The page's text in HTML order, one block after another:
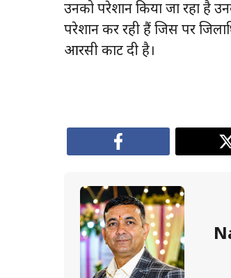
उनको परेशान किया जा रहा है
परेशान कर रही हैं जिस पर
आरसी काट दी है।